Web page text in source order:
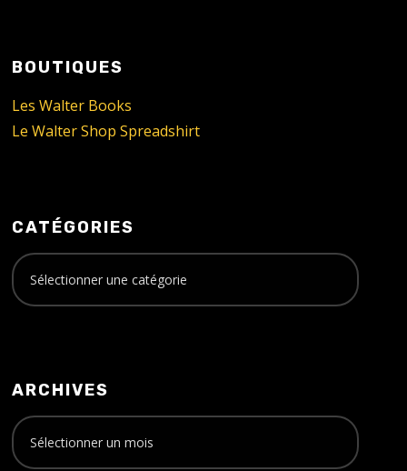
BOUTIQUES
Les Walter Books
Le Walter Shop Spreadshirt
CATÉGORIES
ARCHIVES